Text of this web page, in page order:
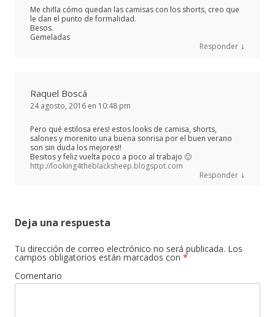
Me chifla cómo quedan las camisas con los shorts, creo que
le dan el punto de formalidad.
Besos.
Gemeladas
Responder ↓
Raquel Boscá
24 agosto, 2016 en 10:48 pm
Pero qué estilosa eres! estos looks de camisa, shorts,
salones y morenito una buena sonrisa por el buen verano
son sin duda los mejores!!
Besitos y feliz vuelta poco a poco al trabajo 🙂
http://looking4theblacksheep.blogspot.com
Responder ↓
Deja una respuesta
Tu dirección de correo electrónico no será publicada. Los
campos obligatorios están marcados con *
Comentario